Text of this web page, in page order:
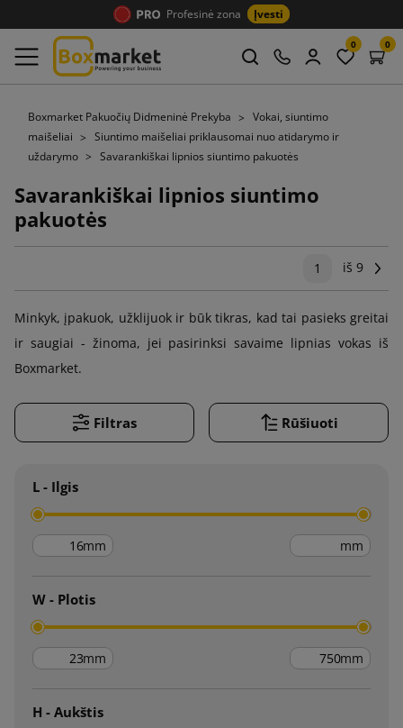
Profesinė zona Įvesti
0 0
Boxmarket Pakuočių Didmeninė Prekyba
Vokai, siuntimo
maišeliai
Siuntimo maišeliai priklausomai nuo atidarymo ir
uždarymo
Savarankiškai lipnios siuntimo pakuotės
Savarankiškai lipnios siuntimo
pakuotės
1 iš 9
Minkyk, įpakuok, užklijuok ir būk tikras, kad tai pasieks greitai
ir saugiai - žinoma, jei pasirinksi savaime lipnias vokas iš
Boxmarket.
Filtras Rūšiuoti
L - Ilgis
mm mm
W - Plotis
mm mm
H - Aukštis